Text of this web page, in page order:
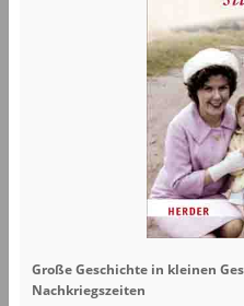
Große Geschichte in kleinen
Nachkriegszeiten